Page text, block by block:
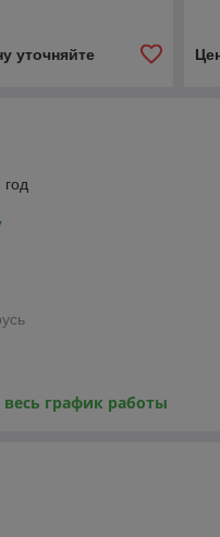
уточняйте
весь график работы